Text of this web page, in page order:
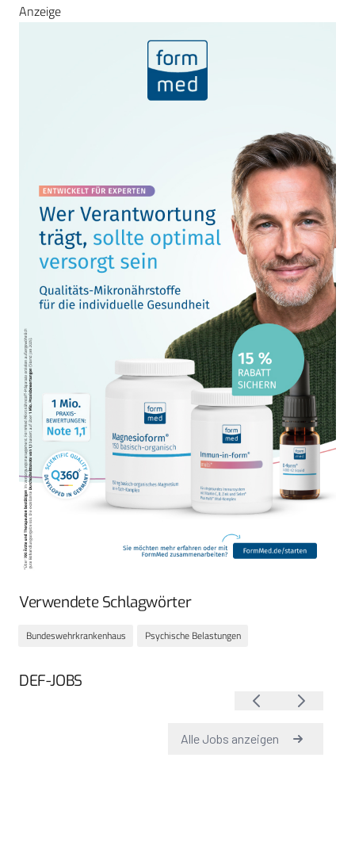
Anzeige
Verwendete Schlagwörter
Bundeswehrkrankenhaus Psychische Belastungen
DEF-JOBS